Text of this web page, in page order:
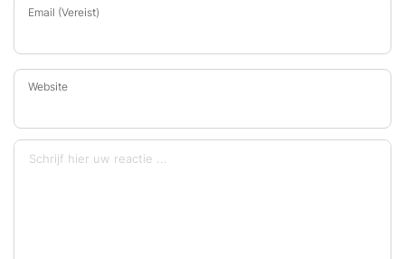
Email (Vereist)
Website